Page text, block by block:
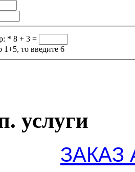
* 8 + 3 =
то введите 6
услуги
ЗАКАЗ